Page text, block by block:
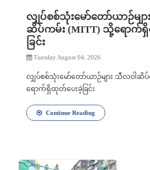
လျှပ်စစ်သုံးမော်တော်ယာဉ်မျ
ဆိပ်ကမ်း (MITT) သို့ရောက်
ခြင်း
Tuesday August 04, 2026
လျှပ်စစ်သုံးမော်တော်ယာဉ်များ သီလဝါဆိ
ရောက်ရှိထုတ်ပေးခဲ့ခြင်း
Continue Reading